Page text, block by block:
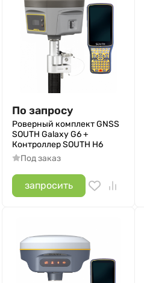
По запросу
Роверный комплект GNSS
SOUTH Galaxy G6 +
Контроллер SOUTH H6
Под заказ
запросить